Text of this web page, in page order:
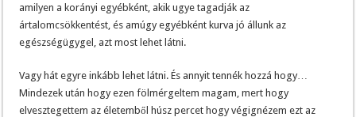
amilyen a korányi egyébként, akik ugye tagadják az
ártalomcsökkentést, és amúgy egyébként kurva jó állunk az
egészségügygel, azt most lehet látni.
Vagy hát egyre inkább lehet látni. És annyit tennék hozzá hogy…
Mindezek után hogy ezen fölmérgeltem magam, mert hogy
elvesztegettem az életemből húsz percet hogy végignézem ezt az